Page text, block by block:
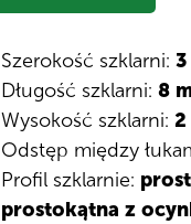
Szerokość szklarni: 3
Długość szklarni: 8
Wysokość szklarni: 2
Odstęp między
Profil szklarnie:
prostokątna z